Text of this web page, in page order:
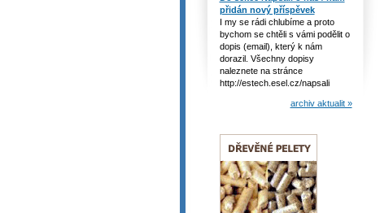
přidán nový příspěvek
I my se rádi chlubíme a proto
bychom se chtěli s vámi podělit o
dopis (email), který k nám
dorazil. Všechny dopisy
naleznete na stránce
http://estech.esel.cz/napsali
archiv aktualit »